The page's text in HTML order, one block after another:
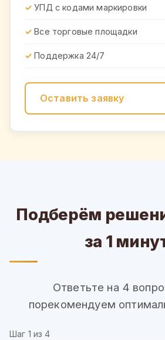
УПД с кодами маркировки
Все торговые площадки
Поддержка 24/7
Оставить заявку
Подберём
за 1
Ответьте на 4
порекомендуем
Шаг 1 из 4